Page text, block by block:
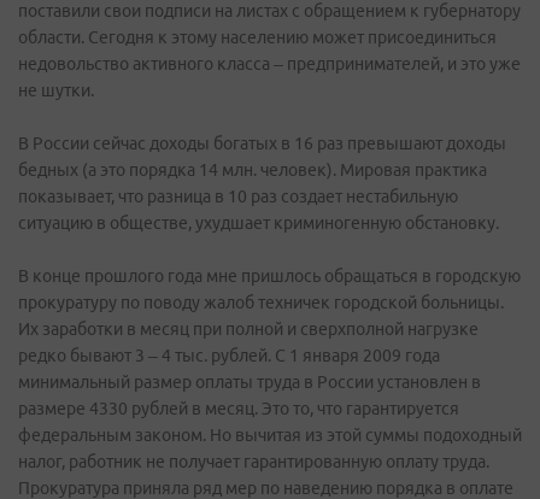
поставили свои подписи на листах с обращением к губернатору
области. Сегодня к этому населению может присоединиться
недовольство активного класса – предпринимателей, и это уже
не шутки.
В России сейчас доходы богатых в 16 раз превышают доходы
бедных (а это порядка 14 млн. человек). Мировая практика
показывает, что разница в 10 раз создает нестабильную
ситуацию в обществе, ухудшает криминогенную обстановку.
В конце прошлого года мне пришлось обращаться в городскую
прокуратуру по поводу жалоб техничек городской больницы.
Их заработки в месяц при полной и сверхполной нагрузке
редко бывают 3 – 4 тыс. рублей. С 1 января 2009 года
минимальный размер оплаты труда в России установлен в
размере 4330 рублей в месяц. Это то, что гарантируется
федеральным законом. Но вычитая из этой суммы подоходный
налог, работник не получает гарантированную оплату труда.
Прокуратура приняла ряд мер по наведению порядка в оплате